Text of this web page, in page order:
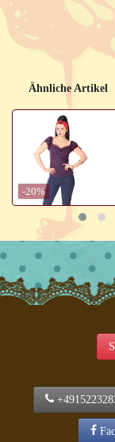
Ähnliche Artikel
-20%